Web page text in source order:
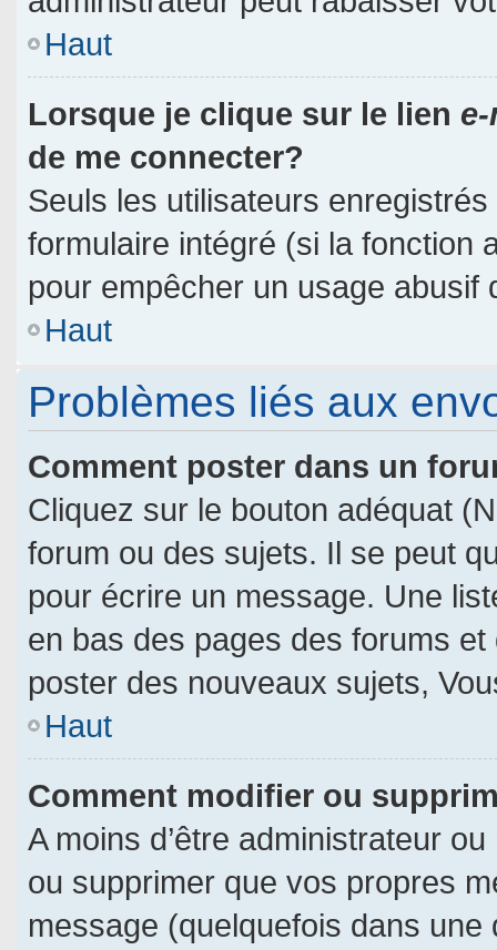
Haut
Lorsque je clique sur le lien
de me connecter?
Seuls les utilisateurs
formulaire intégré (si la fonction
pour empêcher un usage abusif
Haut
Problèmes liés aux
Comment poster dans un
Cliquez sur le bouton adéquat
forum ou des sujets. Il se peut
pour écrire un message. Une
en bas des pages des forums
poster des nouveaux sujets,
Haut
Comment modifier ou
A moins d’être administrateur
ou supprimer que vos propres
message (quelquefois dans